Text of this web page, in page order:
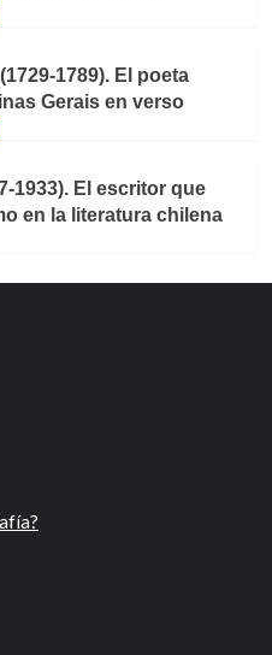
1789). El poeta
Gerais en verso
1933). El escritor que
en la literatura chilena